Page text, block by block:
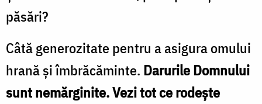
păsări?
Câtă generozitate pentru a asigura omului
hrană şi îmbrăcăminte. Darurile Domnului
sunt nemărginite.Vezi tot ce rodeşte